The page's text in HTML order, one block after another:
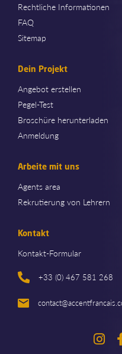
Rechtliche Informationen
FAQ
Sitemap
Dein Projekt
Angebot erstellen
Pegel-Test
Broschüre herunterladen
Anmeldung
Arbeite mit uns
Agents area
Rekrutierung von Lehrern
Kontakt
Kontakt-Formular
+33 (0) 467 581 268